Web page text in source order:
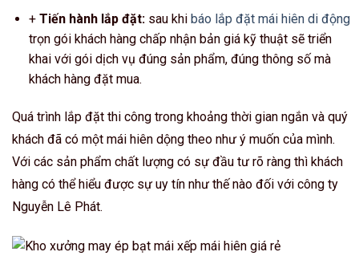
+ Tiến hành lắp đặt:sau khi báo lắp đặt mái hiên di động
trọn gói khách hàng chấp nhận bản giá kỹ thuật sẽ triển
khai với gói dịch vụ đúng sản phẩm, đúng thông số mà
khách hàng đặt mua.
Quá trình lắp đặt thi công trong khoảng thời gian ngắn và quý
khách đã có một mái hiên dộng theo như ý muốn của mình.
Với các sản phẩm chất lượng có sự đầu tư rõ ràng thì khách
hàng có thể hiểu được sự uy tín như thế nào đối với công ty
Nguyễn Lê Phát.